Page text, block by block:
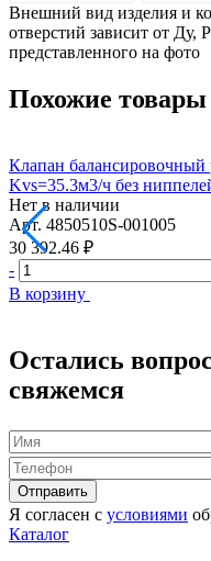
Внешний вид изделия и
отверстий зависит от Ду,
представленного на фото
Похожие товары
Клапан
Kvs=35.3м3/ч без
Нет в наличии
Арт. 4850510S-001005
30 392.46 ₽
-
В корзину
Остались
свяжемся
Отправить
Я согласен с условиями
Каталог